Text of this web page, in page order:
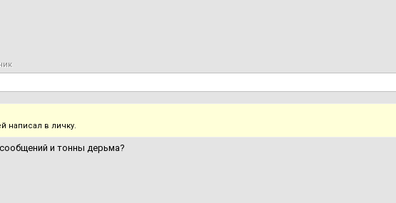
написал в личку.
и тонны дерьма?